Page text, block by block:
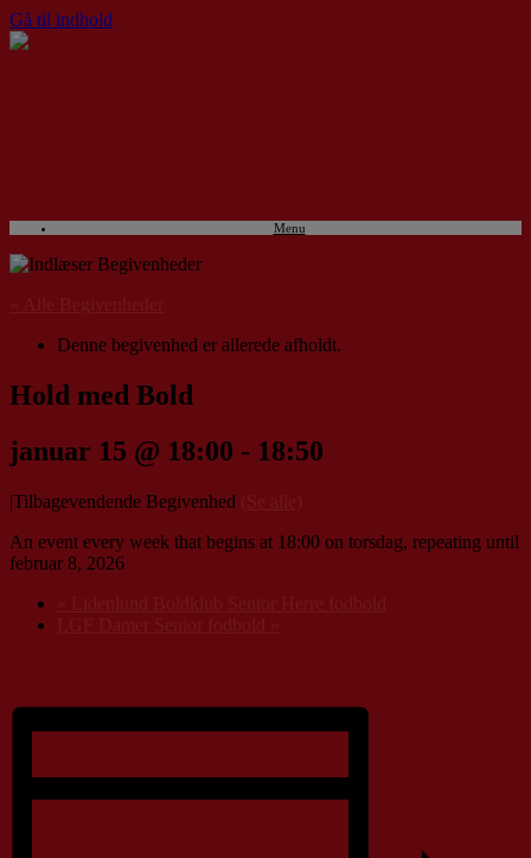
Gå til indhold
Menu
Denne begivenhed er allerede afholdt.
Hold med Bold
januar 15 @ 18:00 - 18:50
|Tilbagevendende Begivenhed
An event every week that begins at 18:00 on torsdag, repeating until
februar 8, 2026